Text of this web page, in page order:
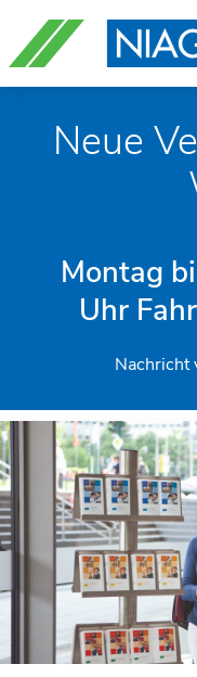
überspringen
Neue
Montag
Uhr
Nachricht